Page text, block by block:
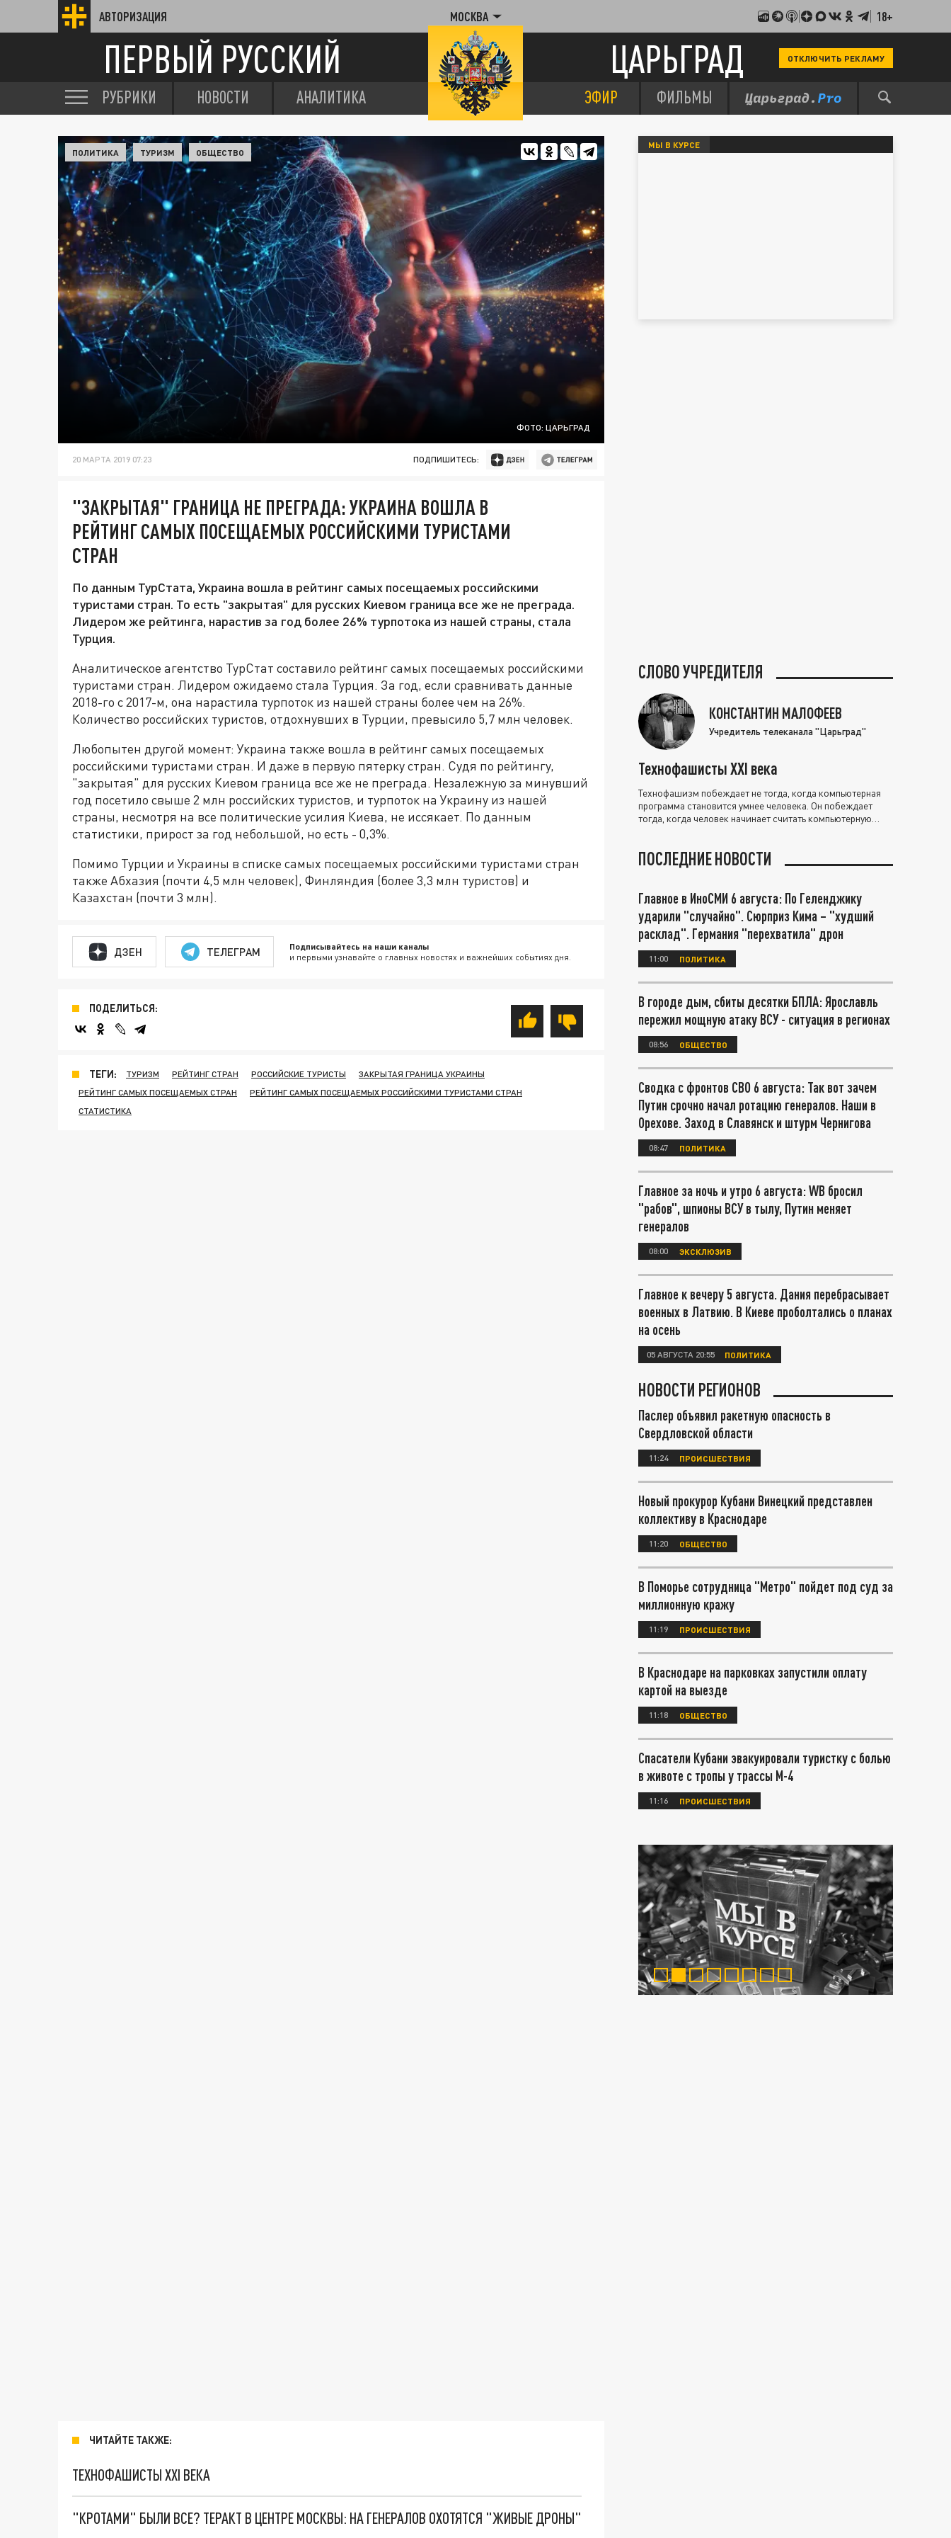
АВТОРИЗАЦИЯ МОСКВА 18+
ПЕРВЫЙ РУССКИЙ ЦАРЬГРАД ОТКЛЮЧИТЬ РЕКЛАМУ
РУБРИКИ НОВОСТИ АНАЛИТИКА ЭФИР ФИЛЬМЫ
ФОТО: ЦАРЬГРАД
ПОЛИТИКА ТУРИЗМ ОБЩЕСТВО
20 МАРТА 2019 07:23 ПОДПИШИТЕСЬ:
"ЗАКРЫТАЯ" ГРАНИЦА НЕ ПРЕГРАДА: УКРАИНА ВОШЛА В
РЕЙТИНГ САМЫХ ПОСЕЩАЕМЫХ РОССИЙСКИМИ ТУРИСТАМИ
СТРАН
По данным ТурСтата, Украина вошла в рейтинг самых посещаемых российскими
туристами стран. То есть "закрытая" для русских Киевом граница все же не преграда.
Лидером же рейтинга, нарастив за год более 26% турпотока из нашей страны, стала
Турция.
Аналитическое агентство ТурСтат составило рейтинг самых посещаемых российскими
туристами стран. Лидером ожидаемо стала Турция. За год, если сравнивать данные
2018-го с 2017-м, она нарастила турпоток из нашей страны более чем на 26%.
Количество российских туристов, отдохнувших в Турции, превысило 5,7 млн человек.
Любопытен другой момент: Украина также вошла в рейтинг самых посещаемых
российскими туристами стран. И даже в первую пятерку стран. Судя по рейтингу,
"закрытая" для русских Киевом граница все же не преграда. Незалежную за минувший
год посетило свыше 2 млн российских туристов, и турпоток на Украину из нашей
страны, несмотря на все политические усилия Киева, не иссякает. По данным
статистики, прирост за год небольшой, но есть - 0,3%.
Помимо Турции и Украины в списке самых посещаемых российскими туристами стран
также Абхазия (почти 4,5 млн человек), Финляндия (более 3,3 млн туристов) и
Казахстан (почти 3 млн).
ДЗЕН ТЕЛЕГРАМ Подписывайтесь на наши каналы
и первыми узнавайте о главных новостях и важнейших событиях дня.
ПОДЕЛИТЬСЯ:
ТЕГИ: ТУРИЗМ РЕЙТИНГ СТРАН РОССИЙСКИЕ ТУРИСТЫ
ЗАКРЫТАЯ ГРАНИЦА УКРАИНЫ
РЕЙТИНГ САМЫХ ПОСЕЩАЕМЫХ СТРАН
РЕЙТИНГ САМЫХ ПОСЕЩАЕМЫХ РОССИЙСКИМИ ТУРИСТАМИ СТРАН
СТАТИСТИКА
ЧИТАЙТЕ ТАКЖЕ:
ТЕХНОФАШИСТЫ XXI ВЕКА
"КРОТАМИ" БЫЛИ ВСЕ? ТЕРАКТ В ЦЕНТРЕ МОСКВЫ: НА ГЕНЕРАЛОВ ОХОТЯТСЯ "ЖИВЫЕ ДРОНЫ"
МЫ В КУРСЕ
СЛОВО УЧРЕДИТЕЛЯ
КОНСТАНТИН МАЛОФЕЕВ
Учредитель телеканала "Царьград"
Технофашисты XXI века
Технофашизм побеждает не тогда, когда компьютерная
программа становится умнее человека. Он побеждает
тогда, когда человек начинает считать компьютерную
ПОСЛЕДНИЕ НОВОСТИ
Главное в ИноСМИ 6 августа: По Геленджику
ударили "случайно". Сюрприз Кима – "худший
расклад". Германия "перехватила" дрон
11:00 ПОЛИТИКА
В городе дым, сбиты десятки БПЛА: Ярославль
пережил мощную атаку ВСУ - ситуация в регионах
08:56 ОБЩЕСТВО
Сводка с фронтов СВО 6 августа: Так вот зачем
Путин срочно начал ротацию генералов. Наши в
Орехове. Заход в Славянск и штурм Чернигова
08:47 ПОЛИТИКА
Главное за ночь и утро 6 августа: WB бросил
"рабов", шпионы ВСУ в тылу, Путин меняет
генералов
08:00 ЭКСКЛЮЗИВ
Главное к вечеру 5 августа. Дания перебрасывает
военных в Латвию. В Киеве проболтались о планах
на осень
05 АВГУСТА 20:55 ПОЛИТИКА
НОВОСТИ РЕГИОНОВ
Паслер объявил ракетную опасность в
Свердловской области
11:24 ПРОИСШЕСТВИЯ
Новый прокурор Кубани Винецкий представлен
коллективу в Краснодаре
11:20 ОБЩЕСТВО
В Поморье сотрудница "Метро" пойдет под суд за
миллионную кражу
11:19 ПРОИСШЕСТВИЯ
В Краснодаре на парковках запустили оплату
картой на выезде
11:18 ОБЩЕСТВО
Спасатели Кубани эвакуировали туристку с болью
в животе с тропы у трассы М-4
11:16 ПРОИСШЕСТВИЯ